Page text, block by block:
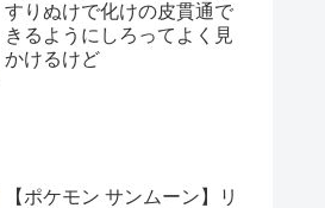
すりぬけで化けの皮貫通で
きるようにしろってよく見
かけるけど
【ポケモン サンムーン】リ